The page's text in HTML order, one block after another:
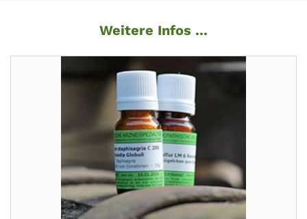
Weitere Infos ...